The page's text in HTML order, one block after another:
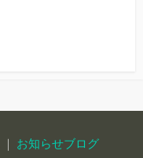
｜ お知らせブログ